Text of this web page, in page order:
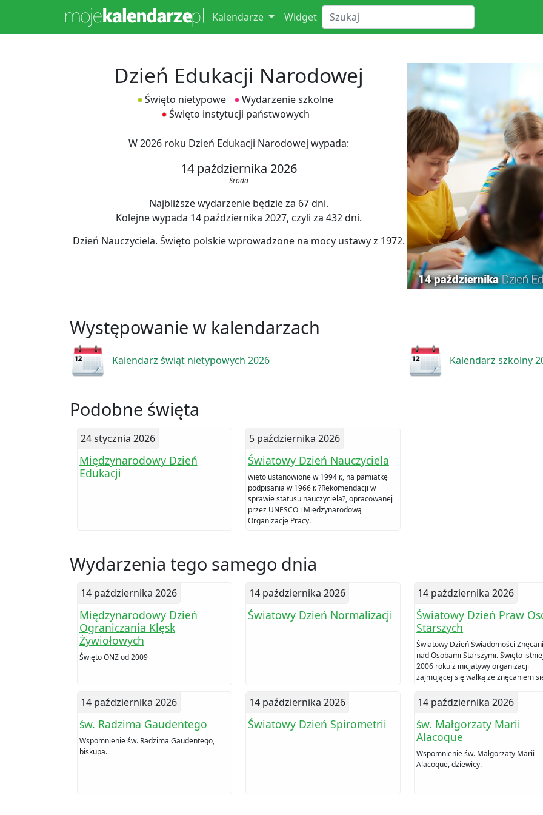
Kalendarze Widget
Dzień Edukacji Narodowej
Święto nietypowe
Wydarzenie szkolne
Święto instytucji państwowych
W 2026 roku Dzień Edukacji Narodowej wypada:
14 października 2026
Środa
Najbliższe wydarzenie będzie za 67 dni.
Kolejne wypada 14 października 2027, czyli za 432 dni.
Dzień Nauczyciela. Święto polskie wprowadzone na mocy ustawy z 1972.
Występowanie w kalendarzach
Kalendarz świąt nietypowych 2026 Kalendarz szkolny
Podobne święta
24 stycznia 2026
Międzynarodowy Dzień
Edukacji
5 października 2026
Światowy Dzień Nauczyciela
więto ustanowione w 1994 r., na pamiątkę
podpisania w 1966 r. ?Rekomendacji w
sprawie statusu nauczyciela?, opracowanej
przez UNESCO i Międzynarodową
Organizację Pracy.
Wydarzenia tego samego dnia
14 października 2026
Międzynarodowy Dzień
Ograniczania Klęsk
Żywiołowych
Święto ONZ od 2009
14 października 2026
Światowy Dzień Normalizacji
14 października 2026
Światowy Dzień Praw
Starszych
Światowy Dzień Świadomości
nad Osobami Starszymi. Święto
2006 roku z inicjatywy organizacji
zajmującej się walką ze znęcaniem
14 października 2026
św. Radzima Gaudentego
Wspomnienie św. Radzima Gaudentego,
biskupa.
14 października 2026
Światowy Dzień Spirometrii
14 października 2026
św. Małgorzaty Marii
Alacoque
Wspomnienie św. Małgorzaty Marii
Alacoque, dziewicy.